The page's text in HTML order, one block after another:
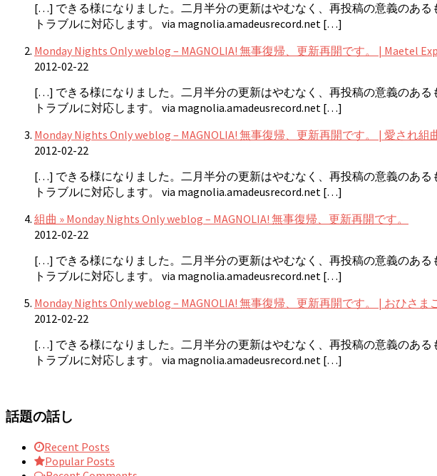
[…] できる様になりました。二月半分の更新はやむなく、再投稿の意義のあ
トラブルに対応します。 via magnolia.amadeusrecord.net […]
Monday Nights Only weblog – MAGNOLIA! 無事復帰、更新再開です。 | Maetel
2012-02-22
[…] できる様になりました。二月半分の更新はやむなく、再投稿の意義のあ
トラブルに対応します。 via magnolia.amadeusrecord.net […]
Monday Nights Only weblog – MAGNOLIA! 無事復帰、更新再開です。 | 愛され組
2012-02-22
[…] できる様になりました。二月半分の更新はやむなく、再投稿の意義のあ
トラブルに対応します。 via magnolia.amadeusrecord.net […]
組曲 » Monday Nights Only weblog – MAGNOLIA! 無事復帰、更新再開です。
2012-02-22
[…] できる様になりました。二月半分の更新はやむなく、再投稿の意義のあ
トラブルに対応します。 via magnolia.amadeusrecord.net […]
Monday Nights Only weblog – MAGNOLIA! 無事復帰、更新再開です。 | おひさま
2012-02-22
[…] できる様になりました。二月半分の更新はやむなく、再投稿の意義のあ
トラブルに対応します。 via magnolia.amadeusrecord.net […]
話題の話し
Recent Posts
Popular Posts